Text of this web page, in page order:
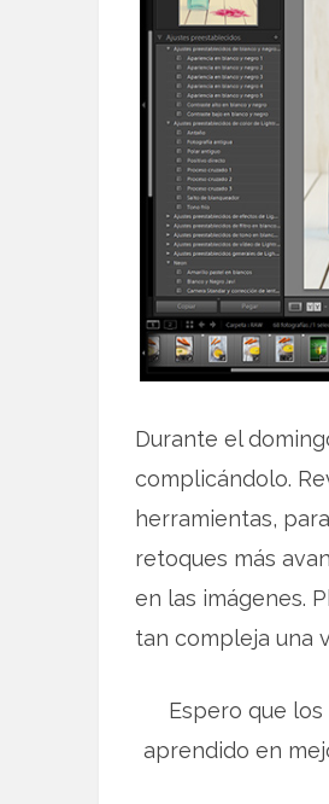
Durante el
complicándolo.
herramientas,
retoques más
en las imágenes.
tan compleja una
Espero que
aprendido en